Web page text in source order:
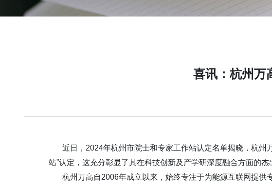
喜讯：杭州万
近日，2024年杭州市院士和专家工作站认定名单揭晓，杭州
站”认定，这充分彰显了其在科技创新及产学研深度融合方面的杰
杭州万高自2006年成立以来，始终专注于为能源互联网提供